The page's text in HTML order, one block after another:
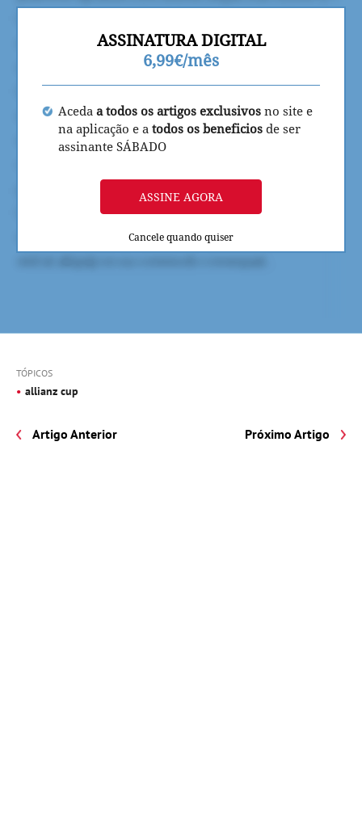
ASSINATURA DIGITAL
6,99€/mês
Aceda a todos os artigos exclusivos no site e
na aplicação e a todos os beneficios de ser
assinante SÁBADO
ASSINE AGORA
Cancele quando quiser
TÓPICOS
allianz cup
Artigo Anterior Próximo Artigo